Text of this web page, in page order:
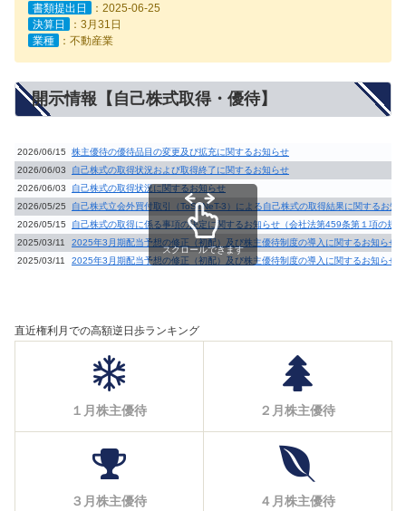
書類提出日
：2025-06-25
決算日
：3月31日
業種
：不動産業
開示情報【自己株式取得・優待】
2026/06/15
株主優待の優待品目の変更及び拡充に関するお知らせ
2026/06/03
自己株式の取得状況および取得終了に関するお知らせ
2026/06/03
自己株式の取得状況に関するお知らせ
2026/05/25
自己株式立会外買付取引（ToSTNeT-3）による自己株式の取得結果に関するお知
2026/05/15
自己株式の取得に係る事項の決定に関するお知らせ（会社法第459条第１項の規
2025/03/11
2025年3月期配当予想の修正（初配）及び株主優待制度の導入に関するお知らせ
2025/03/11
2025年3月期配当予想の修正（初配）及び株主優待制度の導入に関するお知らせ
スクロールできます
直近権利月での高額逆日歩ランキング
１月株主優待 ２月株主優待
３月株主優待 ４月株主優待